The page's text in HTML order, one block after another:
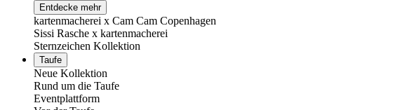
Entdecke mehr
kartenmacherei x Cam Cam Copenhagen
Sissi Rasche x kartenmacherei
Sternzeichen Kollektion
Taufe
Neue Kollektion
Rund um die Taufe
Eventplattform